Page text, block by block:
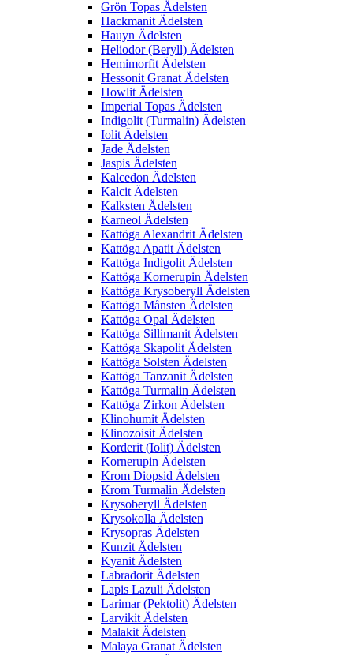
Grön Topas Ädelsten
Hackmanit Ädelsten
Hauyn Ädelsten
Heliodor (Beryll) Ädelsten
Hemimorfit Ädelsten
Hessonit Granat Ädelsten
Howlit Ädelsten
Imperial Topas Ädelsten
Indigolit (Turmalin) Ädelsten
Iolit Ädelsten
Jade Ädelsten
Jaspis Ädelsten
Kalcedon Ädelsten
Kalcit Ädelsten
Kalksten Ädelsten
Karneol Ädelsten
Kattöga Alexandrit Ädelsten
Kattöga Apatit Ädelsten
Kattöga Indigolit Ädelsten
Kattöga Kornerupin Ädelsten
Kattöga Krysoberyll Ädelsten
Kattöga Månsten Ädelsten
Kattöga Opal Ädelsten
Kattöga Sillimanit Ädelsten
Kattöga Skapolit Ädelsten
Kattöga Solsten Ädelsten
Kattöga Tanzanit Ädelsten
Kattöga Turmalin Ädelsten
Kattöga Zirkon Ädelsten
Klinohumit Ädelsten
Klinozoisit Ädelsten
Korderit (Iolit) Ädelsten
Kornerupin Ädelsten
Krom Diopsid Ädelsten
Krom Turmalin Ädelsten
Krysoberyll Ädelsten
Krysokolla Ädelsten
Krysopras Ädelsten
Kunzit Ädelsten
Kyanit Ädelsten
Labradorit Ädelsten
Lapis Lazuli Ädelsten
Larimar (Pektolit) Ädelsten
Larvikit Ädelsten
Malakit Ädelsten
Malaya Granat Ädelsten